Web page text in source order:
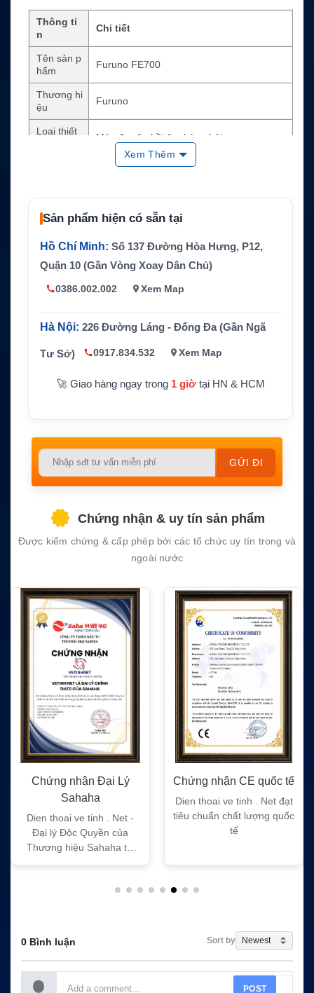
Thông ti
n
Chi tiết
Tên sản p
hẩm
Furuno FE700
Thương hi
ệu
Furuno
Loại thiết
Máy đo sâu hồi âm hàng hải
LCD màu 6.5 inch
Phạm vi đ
o
Cảnh báo Nước nông, mất đáy, mất nguồn
Kết nối dữ
IEC 61162 cho radar, ECDIS, VDR
Tiêu chuẩ
IMO MSC.74(69) Annex 4
Điều hướng tàu biển, đo sâu hàng hải, an t
Xem Thêm
Sản phẩm hiện có sẵn tại
Hồ Chí Minh: Số 137 Đường Hòa Hưng, P12,
Quận 10 (Gần Vòng Xoay Dân Chủ)
0386.002.002 Xem Map
Hà Nội: 226 Đường Láng - Đống Đa (Gần Ngã
Tư Sở) 0917.834.532 Xem Map
🚀 Giao hàng ngay trong 1 giờtại HN & HCM
Please
empty.
Chứng nhận & uy tín sản phẩm
Được kiểm chứng & cấp phép bởi các tổ chức uy tín trong và
ngoài nước
Chứng nhận CE quốc tế
Dien thoai ve tinh . Net đạt
tiêu chuẩn chất lượng quốc
tế
Chứng nhận FC
Dien thoai ve tinh .
tiêu chuẩn chất lượng
0 Bình luận Sort by
POST